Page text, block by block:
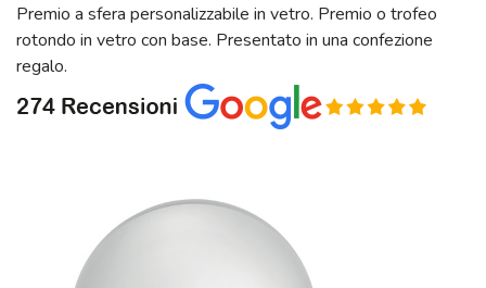
Premio a sfera personalizzabile in vetro. Premio o trofeo
rotondo in vetro con base. Presentato in una confezione
regalo.